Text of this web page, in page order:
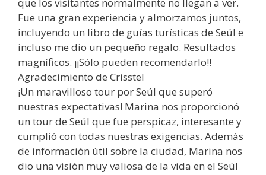
Fue una gran experiencia y almorzamos juntos,
incluyendo un libro de guías turísticas de Seúl e
incluso me dio un pequeño regalo. Resultados
magníficos. ¡¡Sólo pueden recomendarlo!!
Agradecimiento de Crisstel
¡Un maravilloso tour por Seúl que superó
nuestras expectativas! Marina nos proporcionó
un tour de Seúl que fue perspicaz, interesante y
cumplió con todas nuestras exigencias. Además
de información útil sobre la ciudad, Marina nos
dio una visión muy valiosa de la vida en el Seúl